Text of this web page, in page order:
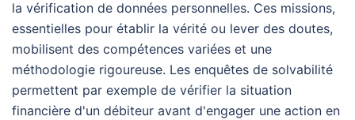
la vérification de données personnelles. Ces missions,
essentielles pour établir la vérité ou lever des doutes,
mobilisent des compétences variées et une
méthodologie rigoureuse. Les enquêtes de solvabilité
permettent par exemple de vérifier la situation
financière d'un débiteur avant d'engager une action en